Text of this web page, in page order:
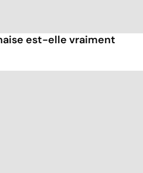
est-elle vraiment